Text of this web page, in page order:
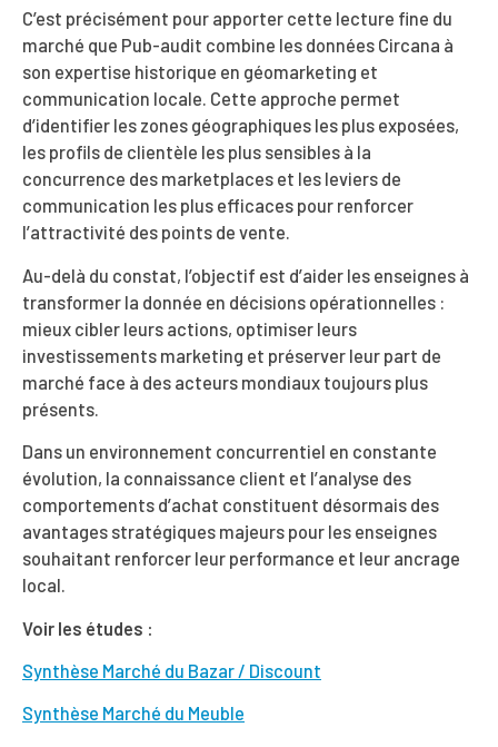
C’est précisément pour apporter cette lecture fine du
marché que Pub-audit combine les données Circana à
son expertise historique en géomarketing et
communication locale. Cette approche permet
d’identifier les zones géographiques les plus exposées,
les profils de clientèle les plus sensibles à la
concurrence des marketplaces et les leviers de
communication les plus efficaces pour renforcer
l’attractivité des points de vente.
Au-delà du constat, l’objectif est d’aider les enseignes à
transformer la donnée en décisions opérationnelles :
mieux cibler leurs actions, optimiser leurs
investissements marketing et préserver leur part de
marché face à des acteurs mondiaux toujours plus
présents.
Dans un environnement concurrentiel en constante
évolution, la connaissance client et l’analyse des
comportements d’achat constituent désormais des
avantages stratégiques majeurs pour les enseignes
souhaitant renforcer leur performance et leur ancrage
local.
Voir les études :
Synthèse Marché du Bazar / Discount
Synthèse Marché du Meuble